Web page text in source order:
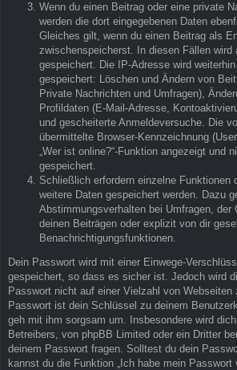
Wenn du einen Beitrag oder eine private
werden die dort eingegebenen Daten
Gleiches gilt, wenn du einen Beitrag als
zwischenspeicherst. In diesen Fällen wird
gespeichert. Die IP-Adresse wird
gespeichert: Löschen und Ändern von
Private Nachrichten und Umfragen),
Profildaten (E-Mail-Adresse,
und gescheiterte Anmeldeversuche. Die
übermittelte Browser-Kennzeichnung
„Wer ist online?“-Funktion angezeigt und
gespeichert.
Schließlich erfordern einzelne Funktionen
weitere Daten gespeichert werden. Dazu
Abstimmungsverhalten bei Umfragen, der
deinen Beiträgen oder explizit von dir
Benachrichtigungsfunktionen.
Dein Passwort wird mit einer Einwege-
gespeichert, so dass es sicher ist. Jedoch wird
Passwort nicht auf einer Vielzahl von Webseiten
Passwort ist dein Schlüssel zu deinem
geh mit ihm sorgsam um. Insbesondere wird
Betreibers, von phpBB Limited oder ein Dritter
deinem Passwort fragen. Solltest du dein
kannst du die Funktion „Ich habe mein Passwort